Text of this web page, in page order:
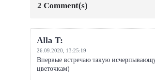
2 Comment(s)
Alla T:
26.09.2020, 13:25:19
Впервые встречаю такую
цветочкам)